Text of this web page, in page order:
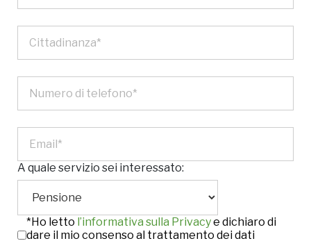
A quale servizio sei interessato:
*Ho letto l’informativa sulla Privacye dichiaro di
dare il mio consenso al trattamento dei dati